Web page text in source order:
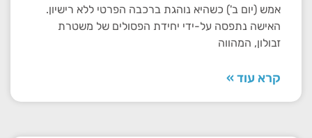
אמש (יום ב') כשהיא נוהגת ברכבה הפרטי ללא רישיון.
האישה נתפסה על-ידי יחידת הפסולים של משטרת
זבולון, המהווה
קרא עוד »